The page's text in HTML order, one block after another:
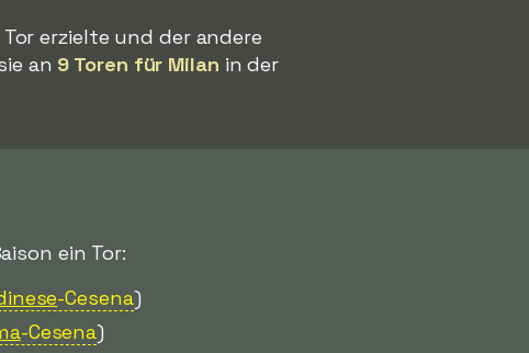
erzielte und der andere
an 9 Toren für Milan in der
ein Tor:
-Cesena)
-Cesena)